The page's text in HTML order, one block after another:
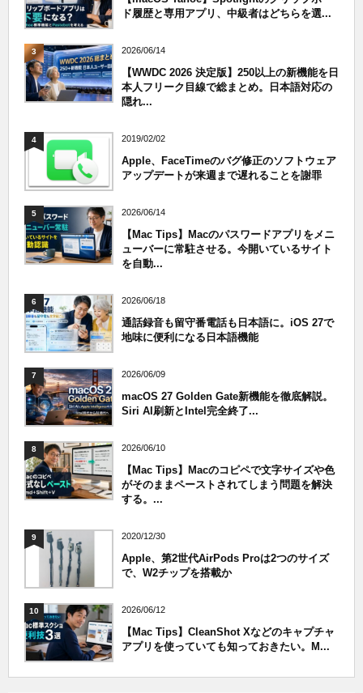
ド履歴と専用アプリ、中級者はどちらを選...
3 2026/06/14
【WWDC 2026 決定版】250以上の新機能を日
本人フリーク目線で総まとめ。日本語対応の
隠れ...
4 2019/02/02
Apple、FaceTimeのバグ修正のソフトウェア
アップデートが来週まで遅れることを謝罪
5 2026/06/14
【Mac Tips】Macのパスワードアプリをメニ
ューバーに常駐させる。今開いているサイト
を自動...
6 2026/06/18
通話録音も留守番電話も日本語に。iOS 27で
地味に便利になる日本語機能
7 2026/06/09
macOS 27 Golden Gate新機能を徹底解説。
Siri AI刷新とIntel完全終了...
8 2026/06/10
【Mac Tips】Macのコピペで文字サイズや色
がそのままペーストされてしまう問題を解決
する。...
9 2020/12/30
Apple、第2世代AirPods Proは2つのサイズ
で、W2チップを搭載か
10 2026/06/12
【Mac Tips】CleanShot Xなどのキャプチャ
アプリを使っていても知っておきたい。M...